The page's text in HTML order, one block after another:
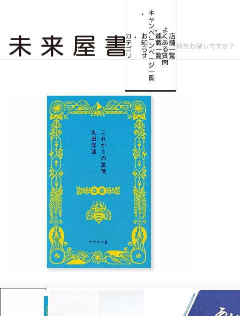
カ
テ
ゴ
リ
お
知
ら
せ
キ
ャ
ン
ペ
ー
ン
ペ
ー
ジ
一
覧
連
載
一
覧
よ
く
あ
る
質
問
店
舗
一
覧
【サイン本】これからの友情